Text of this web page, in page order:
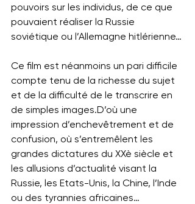
pouvoirs sur les individus, de ce que
pouvaient réaliser la Russie
soviétique ou l’Allemagne hitlérienne…
Ce film est néanmoins un pari difficile
compte tenu de la richesse du sujet
et de la difficulté de le transcrire en
de simples images.D’où une
impression d’enchevêtrement et de
confusion, où s’entremêlent les
grandes dictatures du XXè siècle et
les allusions d’actualité visant la
Russie, les Etats-Unis, la Chine, l’Inde
ou des tyrannies africaines…